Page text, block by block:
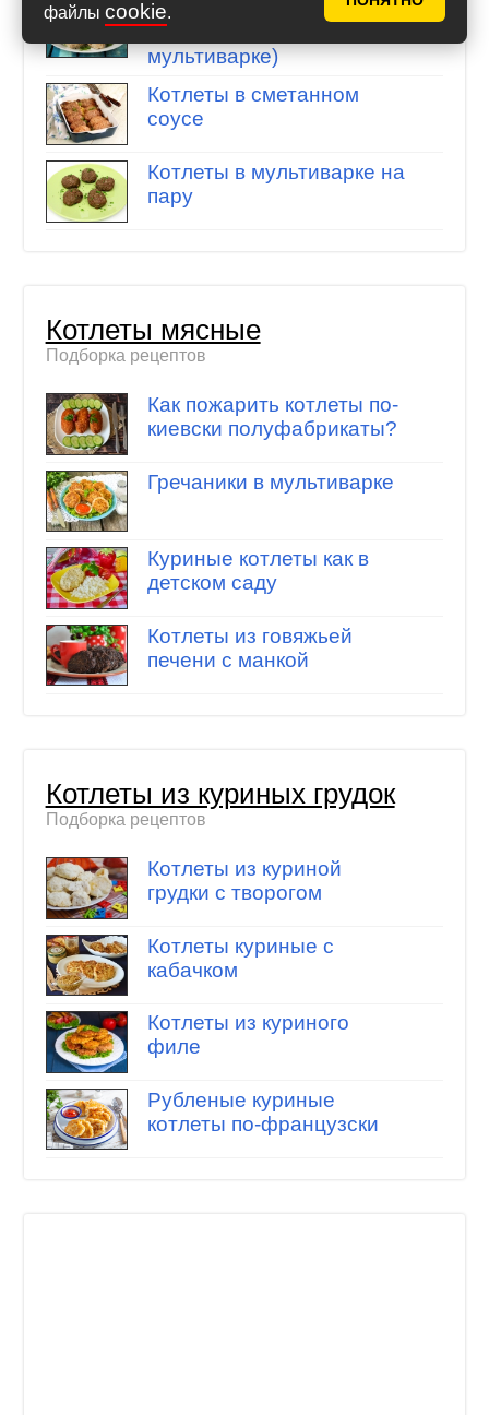
файлы cookie.
Куриные котлеты в
пароварке (в
мультиварке)
Котлеты в сметанном
соусе
Котлеты в мультиварке на
пару
Котлеты мясные
Подборка рецептов
Как пожарить котлеты по-
киевски полуфабрикаты?
Гречаники в мультиварке
Куриные котлеты как в
детском саду
Котлеты из говяжьей
печени с манкой
Котлеты из куриных грудок
Подборка рецептов
Котлеты из куриной
грудки с творогом
Котлеты куриные с
кабачком
Котлеты из куриного
филе
Рубленые куриные
котлеты по-французски